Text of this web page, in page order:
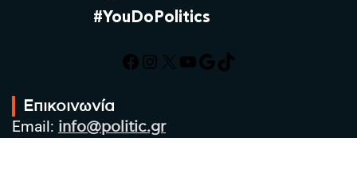
#YouDoPolitics
Facebook
Instagram
X YouTube
Google
TikTok
Επικοινωνία
Email: info@politic.gr